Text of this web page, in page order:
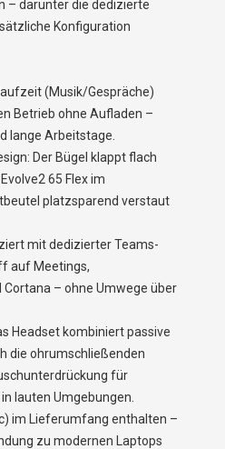
– darunter die dedizierte
Konfiguration
(Musik/Gespräche)
Betrieb ohne Aufladen –
lange Arbeitstage.
Der Bügel klappt flach
65 Flex im
platzsparend verstaut
mit dedizierter Teams-
auf Meetings,
– ohne Umwege über
Headset kombiniert passive
die ohrumschließenden
für
lauten Umgebungen.
im Lieferumfang enthalten –
zu modernen Laptops